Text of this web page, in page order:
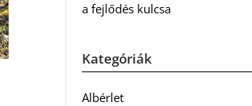
a fejlődés kulcsa
Kategóriák
Albérlet